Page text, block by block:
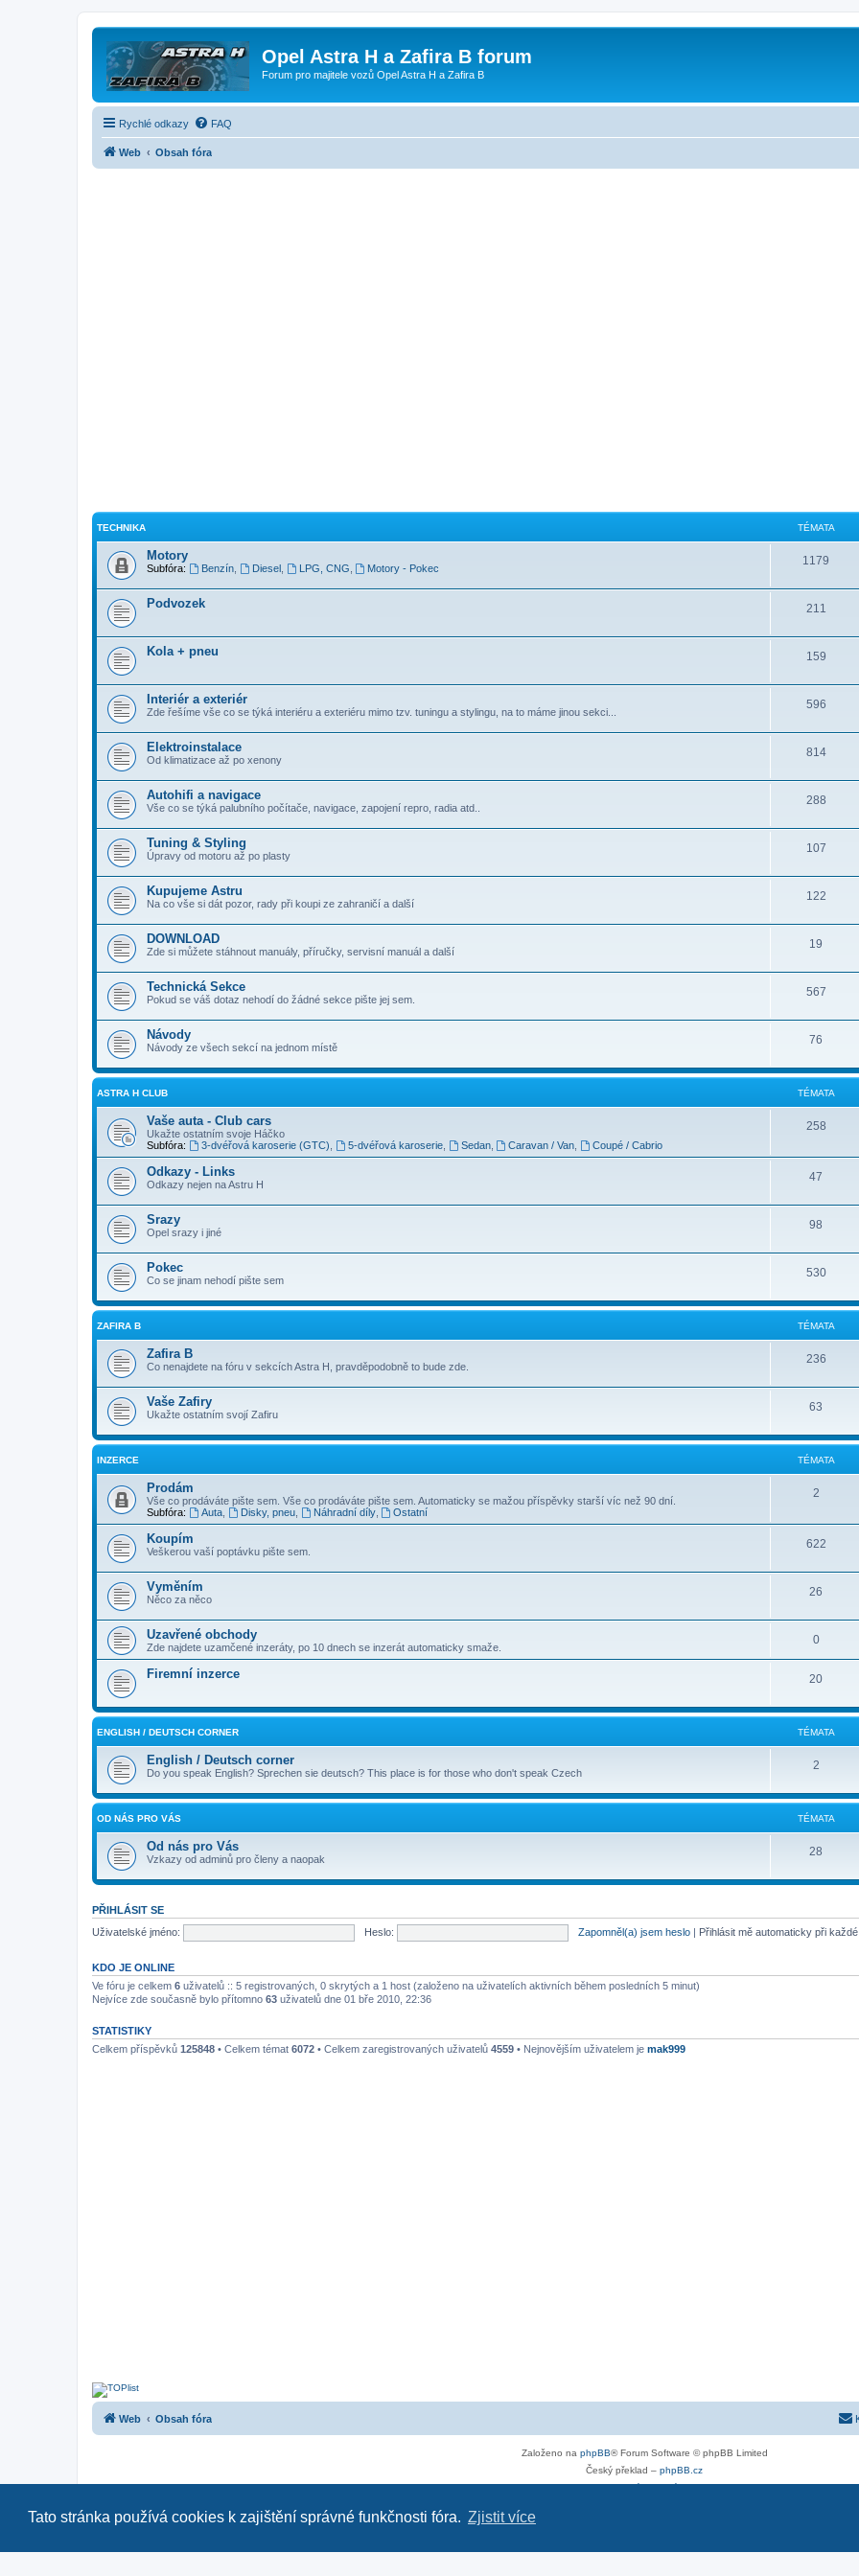
Tato stránka používá cookies k zajištění správné funkčnosti fóra. Zjistit více
Opel Astra H a Zafira B forum
Forum pro majitele vozů Opel Astra H a Zafira B
Rychlé odkazy FAQ
Web Obsah fóra
TECHNIKA TÉMATA
Motory
Subfóra: Benzín, Diesel, LPG, CNG Motory - Pokec
1179
Podvozek 211
Kola + pneu 159
Interiér a exteriér
Zde řešíme vše co se týká interiéru a exteriéru mimo tzv. tuningu a stylingu, na to máme jinou sekci...
596
Elektroinstalace
Od klimatizace až po xenony
814
Autohifi a navigace
Vše co se týká palubního počítače, navigace, zapojení repro, radia atd..
288
Tuning & Styling
Úpravy od motoru až po plasty
107
Kupujeme Astru
Na co vše si dát pozor, rady při koupi ze zahraničí a další
122
DOWNLOAD
Zde si můžete stáhnout manuály, příručky, servisní manuál a další
19
Technická Sekce
Pokud se váš dotaz nehodí do žádné sekce pište jej sem.
567
Návody
Návody ze všech sekcí na jednom místě
76
ASTRA H CLUB TÉMATA
Vaše auta - Club cars
Ukažte ostatním svoje Háčko
Subfóra:
3-dvéřová karoserie (GTC) 5-dvéřová karoserie, Sedan, Caravan / Van Coupé / Cabrio
258
Odkazy - Links
Odkazy nejen na Astru H
47
Srazy
Opel srazy i jiné
98
Pokec
Co se jinam nehodí pište sem
530
ZAFIRA B TÉMATA
Zafira B
Co nenajdete na fóru v sekcích Astra H, pravděpodobně to bude zde.
236
Vaše Zafiry
Ukažte ostatním svojí Zafiru
63
INZERCE TÉMATA
Prodám
Vše co prodáváte pište sem. Vše co prodáváte pište sem. Automaticky se mažou příspěvky starší víc než 90 dní.
Subfóra:
Auta, Disky, pneu, Náhradní díly, Ostatní
2
Koupím
Veškerou vaší poptávku pište sem.
622
Vyměním
Něco za něco
26
Uzavřené obchody
Zde najdete uzamčené inzeráty, po 10 dnech se inzerát automaticky smaže.
0
Firemní inzerce 20
ENGLISH / DEUTSCH CORNER TÉMATA
English / Deutsch corner
Do you speak English? Sprechen sie deutsch? This place is for those who don't speak Czech
2
OD NÁS PRO VÁS TÉMATA
Od nás pro Vás
Vzkazy od adminů pro členy a naopak
28
PŘIHLÁSIT SE
Uživatelské jméno:
Heslo: Zapomněl(a) jsem heslo | Přihlásit mě automaticky při
KDO JE ONLINE
Ve fóru je celkem 6 uživatelů :: 5 registrovaných, 0 skrytých a 1 host (založeno na uživatelích aktivních během posledních 5 minut)
Nejvíce zde současně bylo přítomno 63 uživatelů dne 01 bře 2010, 22:36
STATISTIKY
Celkem příspěvků 125848 • Celkem témat 6072 • Celkem zaregistrovaných uživatelů 4559 • Nejnovějším uživatelem je mak999
Web Obsah fóra
Založeno na phpBB® Forum Software © phpBB Limited
Český překlad – phpBB.cz
Soukromí|Podmínky